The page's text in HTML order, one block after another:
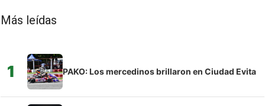
Más leídas
1 PAKO: Los mercedinos brillaron en Ciudad Evita